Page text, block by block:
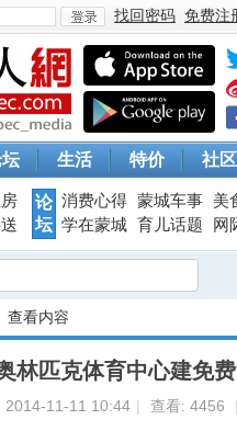
登
录
找回密码 免费注
生活 特价 社
论
坛
消费心得 蒙城车事 美
学在蒙城 育儿话题 网
查看内容
林匹克体育中心建免
2014-11-11 10:44 | 查看: 4456 |